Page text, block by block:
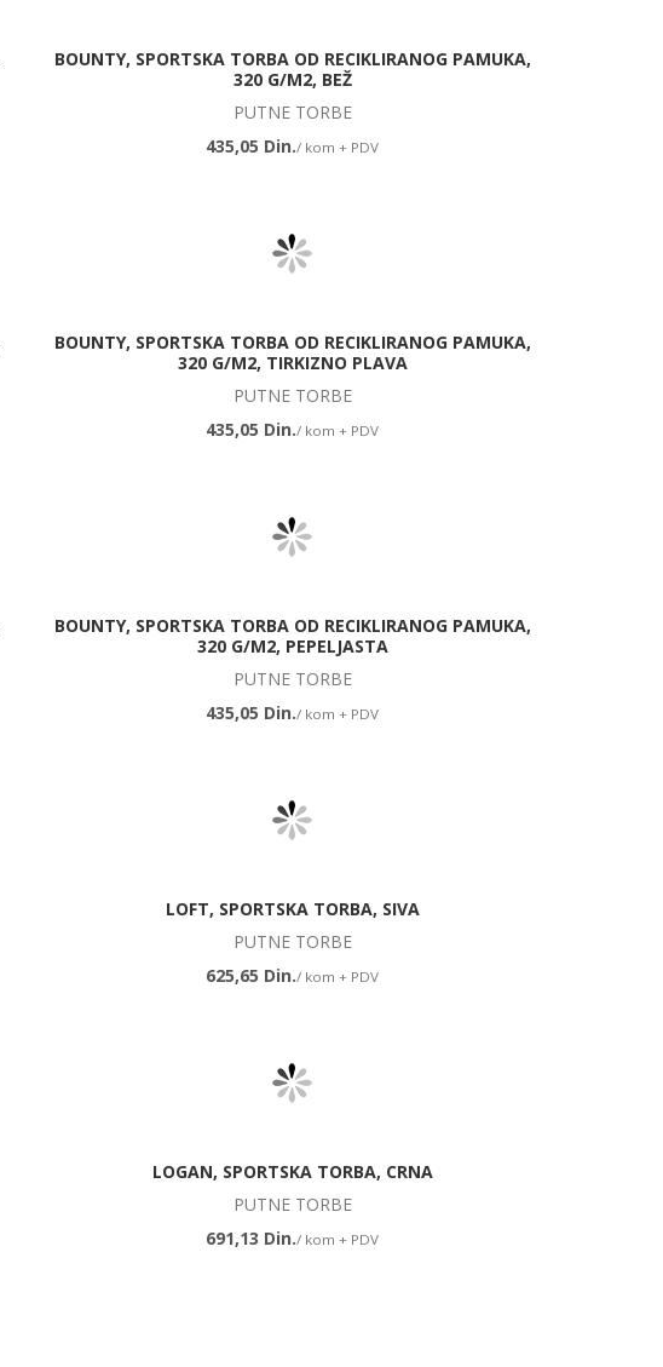
BOUNTY, SPORTSKA TORBA OD RECIKLIRANOG PAMUKA,
320 G/M2, BEŽ
PUTNE TORBE
435,05 Din./ kom + PDV
BOUNTY, SPORTSKA TORBA OD RECIKLIRANOG PAMUKA,
320 G/M2, TIRKIZNO PLAVA
PUTNE TORBE
435,05 Din./ kom + PDV
BOUNTY, SPORTSKA TORBA OD RECIKLIRANOG PAMUKA,
320 G/M2, PEPELJASTA
PUTNE TORBE
435,05 Din./ kom + PDV
LOFT, SPORTSKA TORBA, SIVA
PUTNE TORBE
625,65 Din./ kom + PDV
LOGAN, SPORTSKA TORBA, CRNA
PUTNE TORBE
691,13 Din./ kom + PDV